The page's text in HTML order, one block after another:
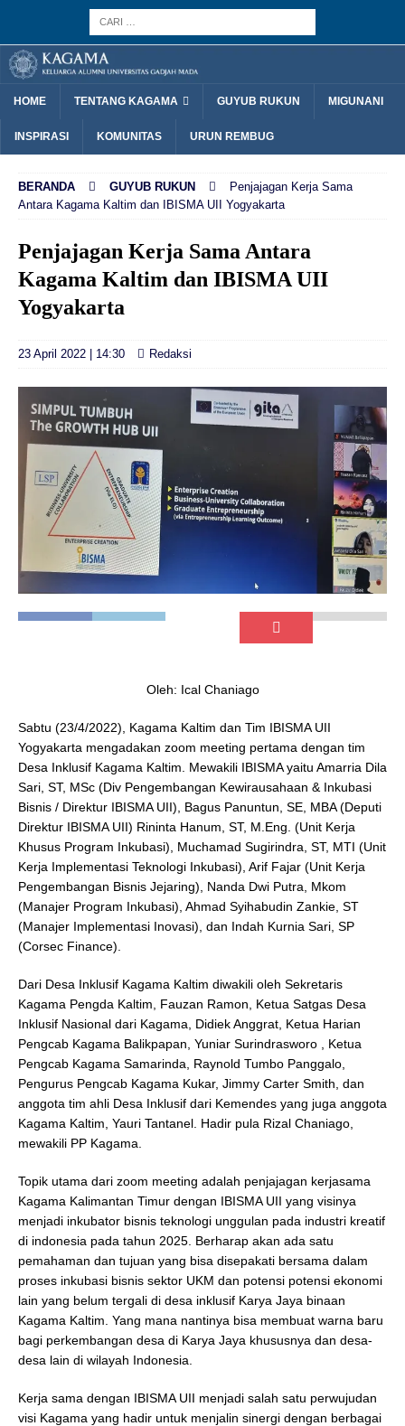
HOME TENTANG KAGAMA GUYUB RUKUN MIGUNANI
INSPIRASI KOMUNITAS URUN REMBUG
BERANDA GUYUB RUKUN
Penjajagan Kerja Sama
Antara Kagama Kaltim dan IBISMA UII Yogyakarta
Penjajagan Kerja Sama Antara
Kagama Kaltim dan IBISMA UII
Yogyakarta
23 April 2022 | 14:30 Redaksi
Oleh: Ical Chaniago
Sabtu (23/4/2022), Kagama Kaltim dan Tim IBISMA UII
Yogyakarta mengadakan zoom meeting pertama dengan tim
Desa Inklusif Kagama Kaltim. Mewakili IBISMA yaitu Amarria Dila
Sari, ST, MSc (Div Pengembangan Kewirausahaan & Inkubasi
Bisnis / Direktur IBISMA UII), Bagus Panuntun, SE, MBA (Deputi
Direktur IBISMA UII) Rininta Hanum, ST, M.Eng. (Unit Kerja
Khusus Program Inkubasi), Muchamad Sugirindra, ST, MTI (Unit
Kerja Implementasi Teknologi Inkubasi), Arif Fajar (Unit Kerja
Pengembangan Bisnis Jejaring), Nanda Dwi Putra, Mkom
(Manajer Program Inkubasi), Ahmad Syihabudin Zankie, ST
(Manajer Implementasi Inovasi), dan Indah Kurnia Sari, SP
(Corsec Finance).
Dari Desa Inklusif Kagama Kaltim diwakili oleh Sekretaris
Kagama Pengda Kaltim, Fauzan Ramon, Ketua Satgas Desa
Inklusif Nasional dari Kagama, Didiek Anggrat, Ketua Harian
Pengcab Kagama Balikpapan, Yuniar Surindrasworo , Ketua
Pengcab Kagama Samarinda, Raynold Tumbo Panggalo,
Pengurus Pengcab Kagama Kukar, Jimmy Carter Smith, dan
anggota tim ahli Desa Inklusif dari Kemendes yang juga anggota
Kagama Kaltim, Yauri Tantanel. Hadir pula Rizal Chaniago,
mewakili PP Kagama.
Topik utama dari zoom meeting adalah penjajagan kerjasama
Kagama Kalimantan Timur dengan IBISMA UII yang visinya
menjadi inkubator bisnis teknologi unggulan pada industri kreatif
di indonesia pada tahun 2025. Berharap akan ada satu
pemahaman dan tujuan yang bisa disepakati bersama dalam
proses inkubasi bisnis sektor UKM dan potensi potensi ekonomi
lain yang belum tergali di desa inklusif Karya Jaya binaan
Kagama Kaltim. Yang mana nantinya bisa membuat warna baru
bagi perkembangan desa di Karya Jaya khususnya dan desa-
desa lain di wilayah Indonesia.
Kerja sama dengan IBISMA UII menjadi salah satu perwujudan
visi Kagama yang hadir untuk menjalin sinergi dengan berbagai